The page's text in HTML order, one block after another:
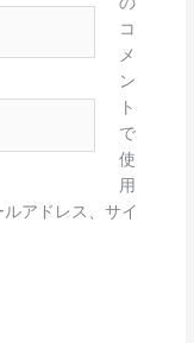
コ
メ
ン
ト
で
使
用
アドレス、サイ